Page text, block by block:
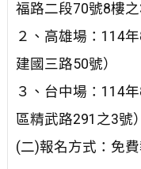
福路二段70號8樓之
２、高雄場：114
建國三路50號）
３、台中場：114
區精武路291之3號）
(二)報名方式：免